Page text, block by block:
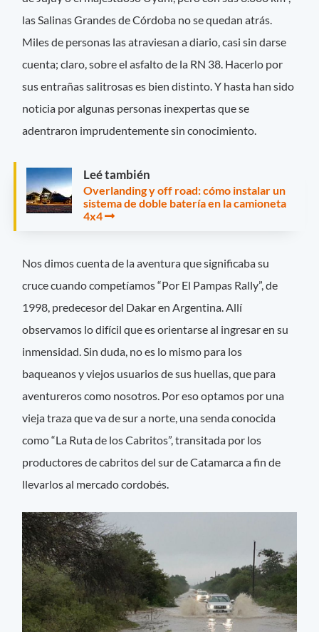
las Salinas Grandes de Córdoba no se quedan atrás.
Miles de personas las atraviesan a diario, casi sin darse
cuenta; claro, sobre el asfalto de la RN 38. Hacerlo por
sus entrañas salitrosas es bien distinto. Y hasta han sido
noticia por algunas personas inexpertas que se
adentraron imprudentemente sin conocimiento.
Leé también
Overlanding y off road: cómo instalar un
sistema de doble batería en la camioneta
4x4
Nos dimos cuenta de la aventura que significaba su
cruce cuando competíamos “Por El Pampas Rally”, de
1998, predecesor del Dakar en Argentina. Allí
observamos lo difícil que es orientarse al ingresar en su
inmensidad. Sin duda, no es lo mismo para los
baqueanos y viejos usuarios de sus huellas, que para
aventureros como nosotros. Por eso optamos por una
vieja traza que va de sur a norte, una senda conocida
como “La Ruta de los Cabritos”, transitada por los
productores de cabritos del sur de Catamarca a fin de
llevarlos al mercado cordobés.